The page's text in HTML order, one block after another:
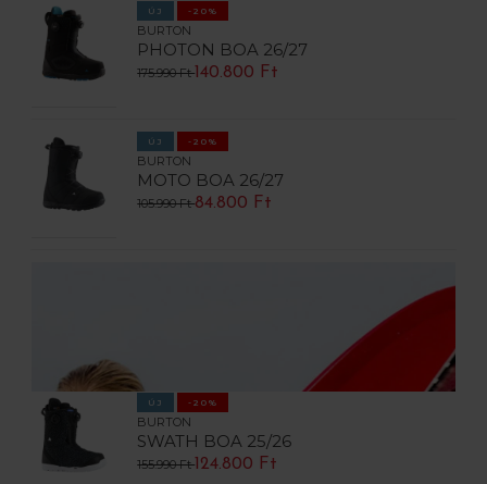
ÚJ -20%
BURTON
PHOTON BOA 26/27
175.990 Ft 140.800 Ft
ÚJ -20%
BURTON
MOTO BOA 26/27
105.990 Ft84.800 Ft
ÚJ -20%
BURTON
SWATH BOA 25/26
155.990 Ft 124.800 Ft